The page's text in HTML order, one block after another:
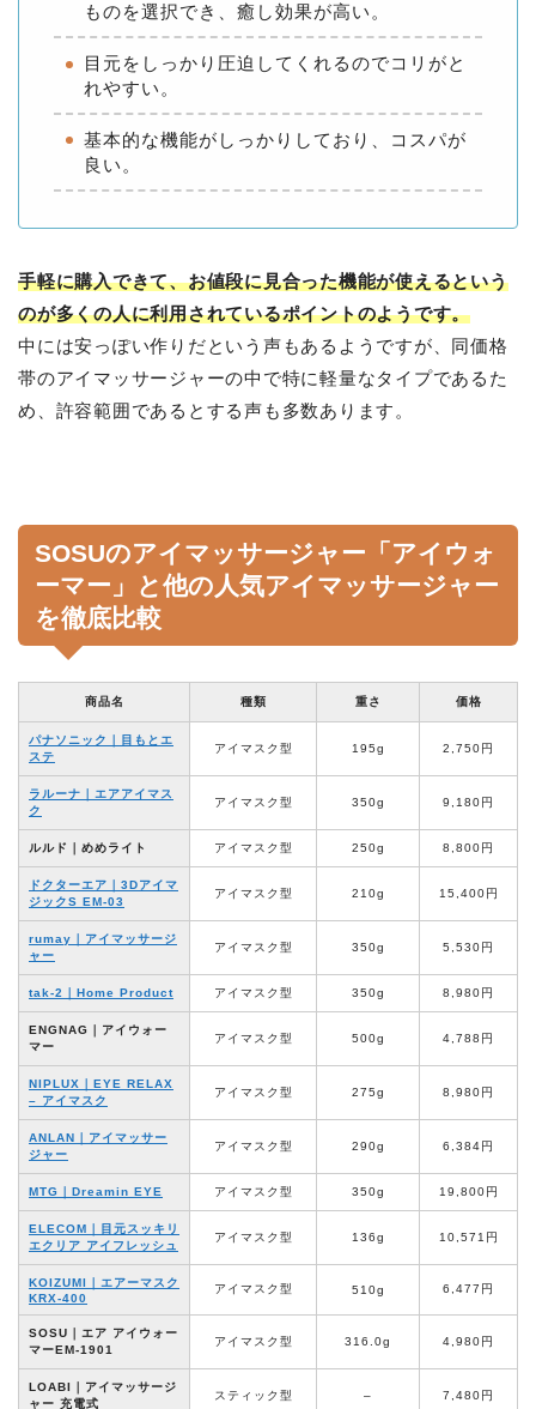
ものを選択でき、癒し効果が高い。
目元をしっかり圧迫してくれるのでコリがと
れやすい。
基本的な機能がしっかりしており、コスパが
良い。
手軽に購入できて、お値段に見合った機能が使えるという
のが多くの人に利用されているポイントのようです。
中には安っぽい作りだという声もあるようですが、同価格
帯のアイマッサージャーの中で特に軽量なタイプであるた
め、許容範囲であるとする声も多数あります。
SOSUのアイマッサージャー「アイウォ
ーマー」と他の人気アイマッサージャー
を徹底比較
商品名 種類 重さ 価格
パナソニック｜目もとエ
ステ
アイマスク型 195g 2,750円
ラルーナ｜エアアイマス
ク
アイマスク型 350g 9,180円
ルルド｜めめライト アイマスク型 250g 8,800円
ドクターエア｜3Dアイマ
ジックS EM-03
アイマスク型 210g 15,400円
rumay｜アイマッサージ
ャー
アイマスク型 350g 5,530円
tak-2｜Home Product アイマスク型 350g 8,980円
ENGNAG｜アイウォー
マー
アイマスク型 500g 4,788円
NIPLUX｜EYE RELAX
– アイマスク
アイマスク型 275g 8,980円
ANLAN｜アイマッサー
ジャー
アイマスク型 290g 6,384円
MTG｜Dreamin EYE アイマスク型 350g 19,800円
ELECOM｜目元スッキリ
エクリア アイフレッシュ
アイマスク型 136g 10,571円
KOIZUMI｜エアーマスク
KRX-400
アイマスク型 510g 6,477円
SOSU｜エア アイウォー
マーEM-1901
アイマスク型 316.0g 4,980円
LOABI｜アイマッサージ
ャー 充電式
スティック型 – 7,480円